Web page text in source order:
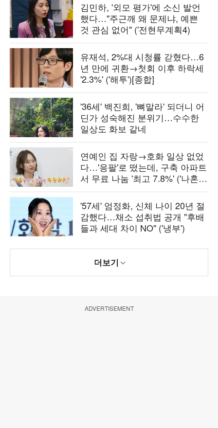
김민하, '외모 평가'에 소신 발언
했다…"주근깨 왜 문제냐, 예쁜
것 관심 없어" ('전현무계획4)
유재석, 2%대 시청률 갇혔다…6
년 만에 귀환→첫회 이후 하락세
'2.3%' ('해투')[종합]
'36세' 백진희, '뼈말라' 되더니 어
딘가 성숙해진 분위기…수수한
일상도 화보 같네
연예인 집 자랑→호화 일상 없었
다…'응팔'로 떴는데, 구축 아파트
서 무료 나눔 '최고 7.8%' ('나혼
산')[종합]
'57세' 엄정화, 신체 나이 20년 절
감했다…채소 섭취법 공개 "후배
들과 세대 차이 NO" ('냉부')
더보기
ADVERTISEMENT